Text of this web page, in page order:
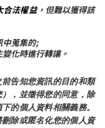
合法權益，但難以獲得該
中蒐集的;
化時進行轉讓。
告知您資訊的目的和類
，並徵得您的同意，除
的個人資料相關義務。
除或匿名化您的個人資